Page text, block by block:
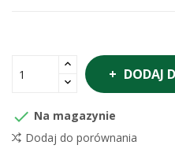
DODAJ
 Na magazynie
Dodaj do porównania